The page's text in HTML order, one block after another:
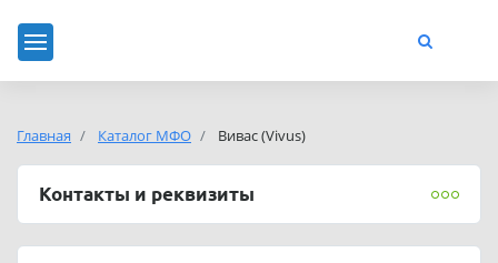
Главная Каталог МФО Вивас (Vivus)
Контакты и реквизиты